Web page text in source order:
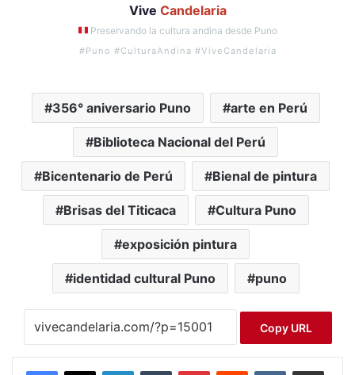
Vive Candelaria
Preservando la cultura andina desde Puno
#Puno #CulturaAndina #ViveCandelaria
356° aniversario Puno arte en Perú
Biblioteca Nacional del Perú
Bicentenario de Perú Bienal de pintura
Brisas del Titicaca Cultura Puno
exposición pintura
identidad cultural Puno puno
Copy URL